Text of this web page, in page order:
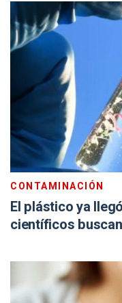
CONTAMINACIÓN
El plástico ya
científicos